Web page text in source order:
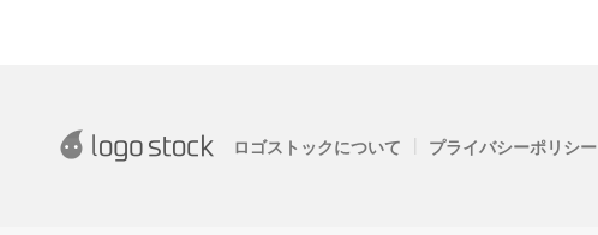
ロゴストックについて | プライバシーポリシー